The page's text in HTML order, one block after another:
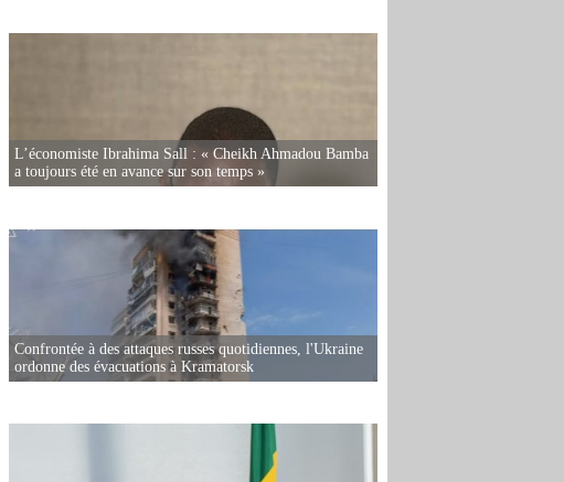
L’économiste Ibrahima Sall : « Cheikh Ahmadou Bamba
a toujours été en avance sur son temps »
Confrontée à des attaques russes quotidiennes, l'Ukraine
ordonne des évacuations à Kramatorsk